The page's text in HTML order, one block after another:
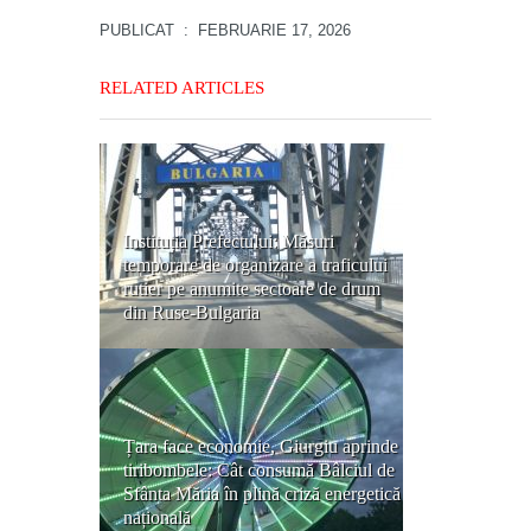
PUBLICAT : FEBRUARIE 17, 2026
RELATED ARTICLES
Instituția Prefectului: Măsuri
temporare de organizare a traficului
rutier pe anumite sectoare de drum
din Ruse-Bulgaria
Țara face economie, Giurgiu aprinde
tiribombele: Cât consumă Bâlciul de
Sfânta Măria în plină criză energetică
națională